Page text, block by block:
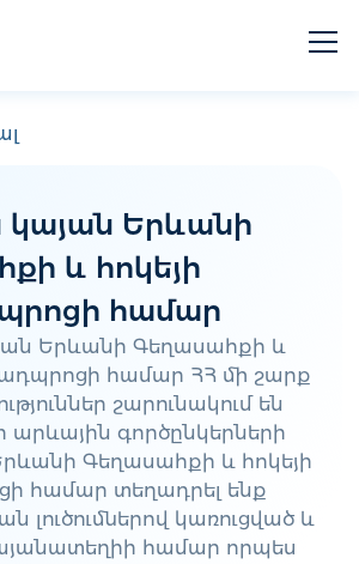
կայան Երևանի
և հոկեյի
համար
Երևանի Գեղասահքի և
համար ՀՀ մի շարք
շարունակում են
արևային գործընկերների
Գեղասահքի և հոկեյի
համար տեղադրել ենք
լուծումներով կառուցված և
համար որպես